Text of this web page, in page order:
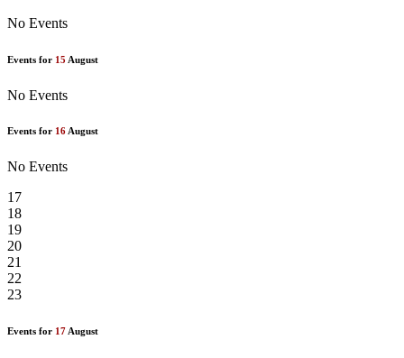
No Events
Events for 15 August
No Events
Events for 16August
No Events
17
18
19
20
21
22
23
Events for 17August